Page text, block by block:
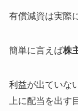
有償減資は実際
簡単に言えば株
利益が出ていな
上に配当を出す